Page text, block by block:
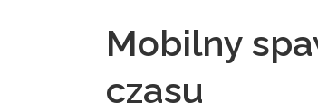
Mobilny
czasu